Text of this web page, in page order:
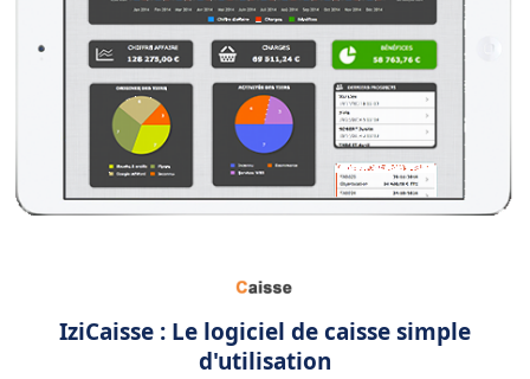
IziCaisse : Le logiciel de caisse simple
d'utilisation